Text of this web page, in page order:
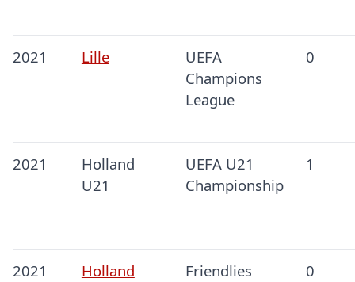
2021 Lille
UEFA
Champions
League
0
2021
Holland
U21
UEFA U21
Championship
1
2021 Holland Friendlies 0